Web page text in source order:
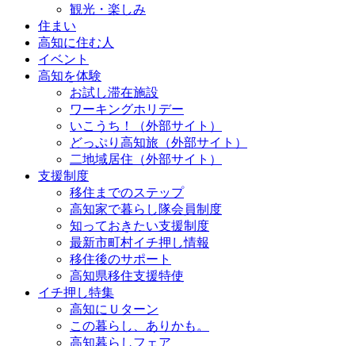
観光・楽しみ
住まい
高知に住む人
イベント
高知を体験
お試し滞在施設
ワーキングホリデー
いこうち！（外部サイト）
どっぷり高知旅（外部サイト）
二地域居住（外部サイト）
支援制度
移住までのステップ
高知家で暮らし隊会員制度
知っておきたい支援制度
最新市町村イチ押し情報
移住後のサポート
高知県移住支援特使
イチ押し特集
高知にＵターン
この暮らし、ありかも。
高知暮らしフェア